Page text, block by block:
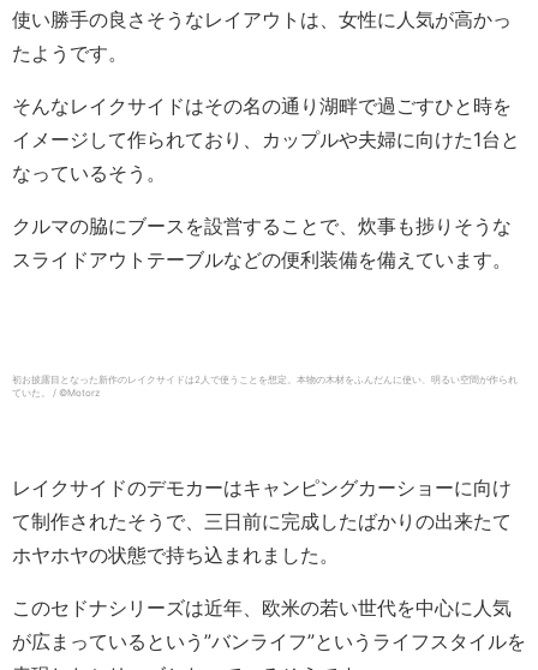
使い勝手の良さそうなレイアウトは、女性に人気が高かっ
たようです。
そんなレイクサイドはその名の通り湖畔で過ごすひと時を
イメージして作られており、カップルや夫婦に向けた1台と
なっているそう。
クルマの脇にブースを設営することで、炊事も捗りそうな
スライドアウトテーブルなどの便利装備を備えています。
初お披露目となった新作のレイクサイドは2人で使うことを想定。本物の木材をふんだんに使い、明るい空間が作られ
ていた。 / ©️Motorz
レイクサイドのデモカーはキャンピングカーショーに向け
て制作されたそうで、三日前に完成したばかりの出来たて
ホヤホヤの状態で持ち込まれました。
このセドナシリーズは近年、欧米の若い世代を中心に人気
が広まっているという”バンライフ”というライフスタイルを